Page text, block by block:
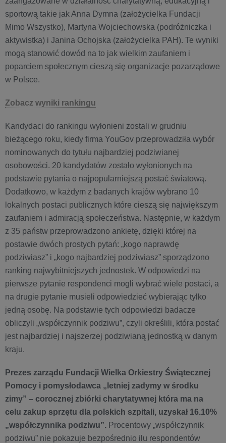
sportową takie jak Anna Dymna (założycielka Fundacji
Mimo Wszystko), Martyna Wojciechowska (podróżniczka i
aktywistka) i Janina Ochojska (założycielka PAH). Te wyniki
mogą stanowić dowód na to jak wielkim zaufaniem i
poparciem społecznym cieszą się organizacje pozarządowe
w Polsce.
Zobacz wyniki rankingu
Kandydaci do rankingu wyłonieni zostali w grudniu
bieżącego roku, kiedy firma YouGov przeprowadziła wybór
nominowanych do tytułu najbardziej podziwianej
osobowości. 20 kandydatów zostało wyłonionych na
podstawie pytania o najpopularniejszą postać światową.
Dodatkowo, w każdym z badanych krajów wybrano 10
lokalnych postaci publicznych które cieszą się największym
zaufaniem i admiracją społeczeństwa. Następnie, w każdym
z 35 państw przeprowadzono ankietę, dzięki której na
postawie dwóch prostych pytań: „kogo naprawdę
podziwiasz” i „kogo najbardziej podziwiasz” sporządzono
ranking najwybitniejszych jednostek. W odpowiedzi na
pierwsze pytanie respondenci mogli wybrać wiele postaci, a
na drugie pytanie musieli odpowiedzieć wybierając tylko
jedną osobę. Na podstawie tych odpowiedzi badacze
obliczyli „współczynnik podziwu”, czyli określili, która postać
jest najbardziej i najszerzej podziwianą jednostką w danym
kraju.
Prezes zarządu Fundacji Wielka Orkiestry Świątecznej
Pomocy i pomysłodawca „letniej zadymy w środku
zimy” – corocznej zbiórki charytatywnej która ma na
celu zakup sprzętu dla polskich szpitali, uzyskał 16.10%
„współczynnika podziwu”. Procentowy „współczynnik
podziwu” nie pokazuje bezpośrednio ilu respondentów